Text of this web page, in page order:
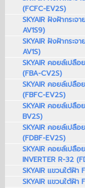
(FCFC-EV2S)
SKYAIR ฝังฝ้ากระจ
AV1S9)
SKYAIR ฝังฝ้ากระจ
AV1S)
SKYAIR คอยล์เปลื
(FBA-CV2S)
SKYAIR คอยล์เปลื
(FBFC-EV2S)
SKYAIR คอยล์เปลื
BV2S)
SKYAIR คอยล์เปลื
(FDBF-EV2S)
SKYAIR คอยล์เปลื
INVERTER R-32
SKYAIR แขวนใต้ฝ้า
SKYAIR แขวนใต้ฝ้า